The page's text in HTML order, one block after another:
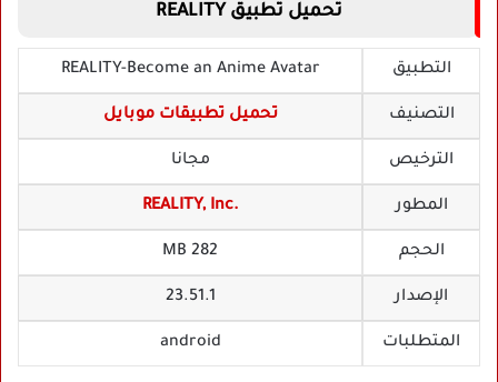
تحميل تطبيق REALITY
التطبيق REALITY-Become an Anime Avatar
التصنيف تحميل تطبيقات موبايل
الترخيص مجانا
المطور REALITY, Inc.
الحجم 282 MB
الإصدار 23.51.1
المتطلبات android